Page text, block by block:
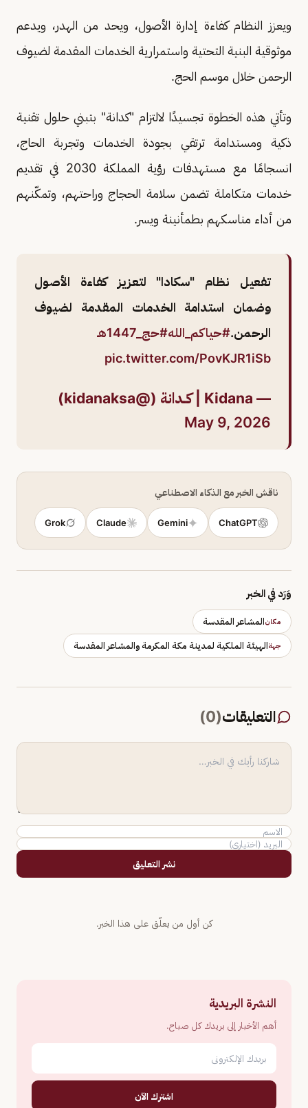
ويعزز النظام كفاءة إدارة الأصول، ويحد من الهدر، ويدعم
موثوقية البنية التحتية واستمرارية الخدمات المقدمة لضيوف
الرحمن خلال موسم الحج.
وتأتي هذه الخطوة تجسيدًا لالتزام "كدانة" بتبني حلول تقنية
ذكية ومستدامة ترتقي بجودة الخدمات وتجربة الحاج،
انسجامًا مع مستهدفات رؤية المملكة 2030 في تقديم
خدمات متكاملة تضمن سلامة الحجاج وراحتهم، وتمكّنهم
من أداء مناسكهم بطمأنينة ويسر.
تفعيل نظام "سكادا" لتعزيز كفاءة الأصول
وضمان استدامة الخدمات المقدمة لضيوف
الرحمن.#حياكم_الله#حج_1447هـ
pic.twitter.com/PovKJR1iSb
— Kidana | كــدانة (@kidanaksa)
May 9, 2026
ناقش الخبر مع الذكاء الاصطناعي
ChatGPT
Gemini
Claude
Grok
وَرَد في الخبر
مكانالمشاعر المقدسة
جهةالهيئة الملكية لمدينة مكة المكرمة والمشاعر المقدسة
التعليقات(
0
)
نشر التعليق
كن أول من يعلّق على هذا الخبر.
النشرة البريدية
أهم الأخبار إلى بريدك كل صباح.
اشترك الآن